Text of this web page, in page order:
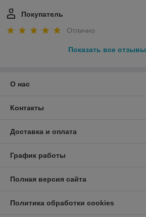
Покупатель
Отлично
Показать все отзывы
О нас
Контакты
Доставка и оплата
График работы
Полная версия сайта
Политика обработки cookies